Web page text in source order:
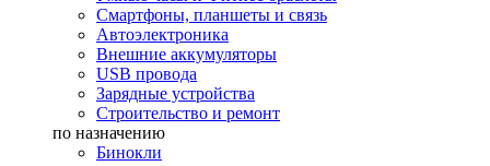
Смартфоны, планшеты и связь
Автоэлектроника
Внешние аккумуляторы
USB провода
Зарядные устройства
Строительство и ремонт
по назначению
Бинокли